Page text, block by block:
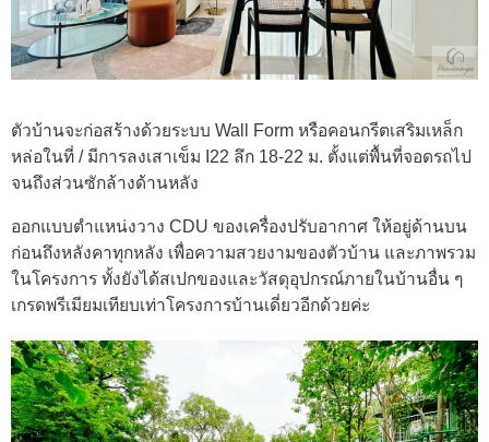
ตัวบ้านจะก่อสร้างด้วยระบบ Wall Form หรือคอนกรีตเสริมเหล็ก
หล่อในที่ / มีการลงเสาเข็ม I22 ลึก 18-22 ม. ตั้งแต่พื้นที่จอดรถไป
จนถึงส่วนซักล้างด้านหลัง
ออกแบบตำแหน่งวาง CDU ของเครื่องปรับอากาศ ให้อยู่ด้านบน
ก่อนถึงหลังคาทุกหลัง เพื่อความสวยงามของตัวบ้าน และภาพรวม
ในโครงการ ทั้งยังได้สเปกของและวัสดุอุปกรณ์ภายในบ้านอื่น ๆ
เกรดพรีเมียมเทียบเท่าโครงการบ้านเดี่ยวอีกด้วยค่ะ